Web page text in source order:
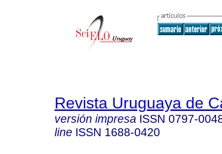
Revista Uruguaya de
versión impresa ISSN 0797-
line ISSN 1688-0420